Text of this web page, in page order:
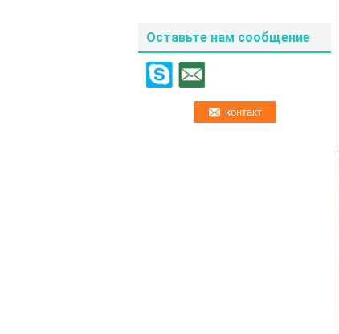
Оставьте нам сообщение